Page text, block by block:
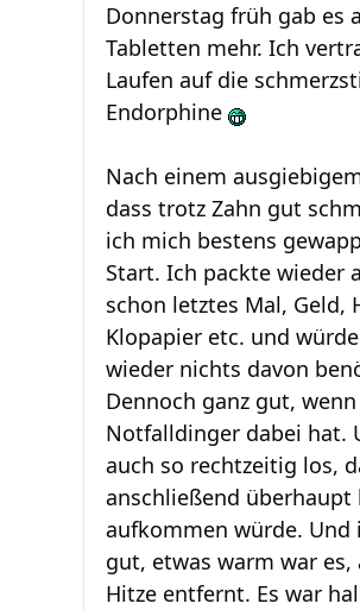
Donnerstag früh gab es
Tabletten mehr. Ich
Laufen auf die
Endorphine
Nach einem
dass trotz Zahn gut
ich mich bestens
Start. Ich packte wieder
schon letztes Mal, Geld,
Klopapier etc. und
wieder nichts davon
Dennoch ganz gut,
Notfalldinger dabei hat.
auch so rechtzeitig los,
anschließend überhaupt
aufkommen würde.
gut, etwas warm war es,
Hitze entfernt. Es war